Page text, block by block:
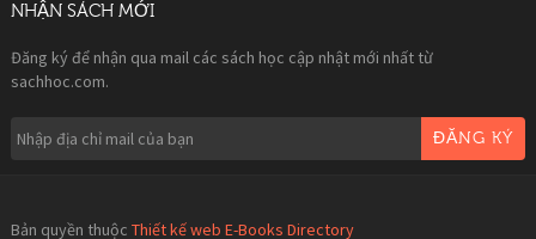
NHẬN SÁCH MỚI
Đăng ký để nhận qua mail các sách học cập nhật mới nhất từ
sachhoc.com.
ĐĂNG KÝ
Bản quyền thuộc Thiết kế web E-Books Directory